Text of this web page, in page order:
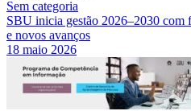
Sem categoria
SBU inicia gestão 2026–2030 com
e novos avanços
18 maio 2026